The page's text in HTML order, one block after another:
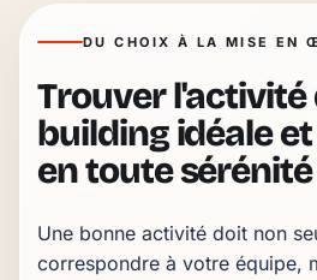
DU CHOIX À LA MISE EN
Trouver l'activité
building idéale
en toute sérénité
Une bonne activité doit non
correspondre à votre équipe,